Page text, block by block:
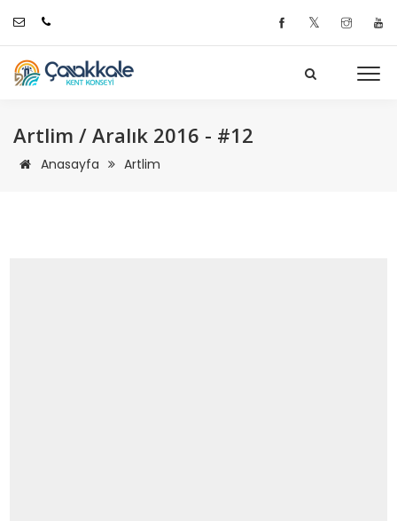
𝕏
Artlim / Aralık 2016 - #12
Anasayfa Artlim